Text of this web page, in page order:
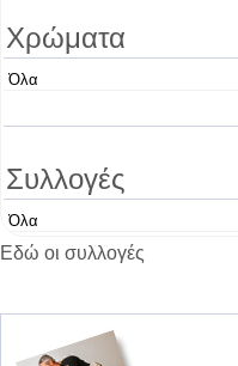
Χρώματα
Συλλογές
Εδώ οι συλλογές